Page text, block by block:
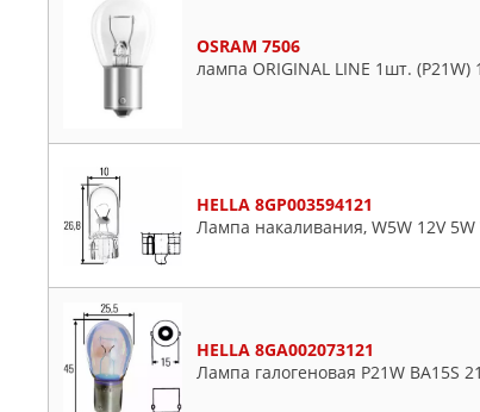
OSRAM 7506
лампа ORIGINAL LINE 1шт.
HELLA 8GP003594121
Лампа накаливания, W5W 12V 5W
HELLA 8GA002073121
Лампа галогеновая P21W BA15S